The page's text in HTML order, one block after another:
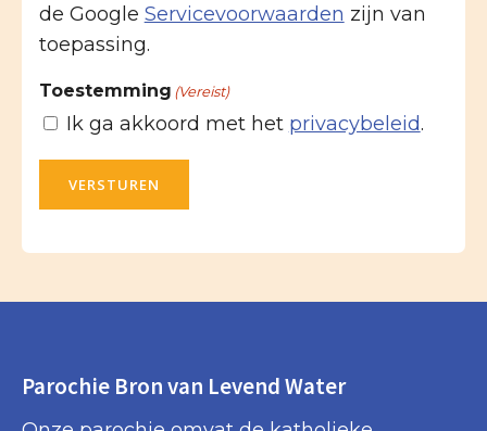
de Google Servicevoorwaarden zijn van
toepassing.
Toestemming (Vereist)
Ik ga akkoord met het privacybeleid.
VERSTUREN
Parochie Bron van Levend Water